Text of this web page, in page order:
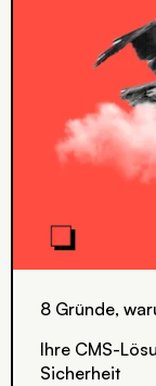
8 Gründe,
Ihre CMS-
Sicherheit